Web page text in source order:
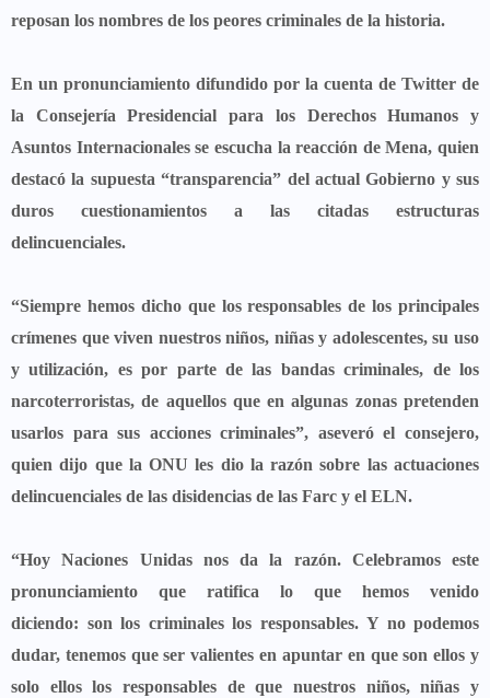
reposan los nombres de los peores criminales de la historia.
En un pronunciamiento difundido por la cuenta de Twitter de
la Consejería Presidencial para los Derechos Humanos y
Asuntos Internacionalesse escucha la reacción de Mena, quien
destacó la supuesta “transparencia” del actual Gobierno y sus
duros cuestionamientos a las citadas estructuras
delincuenciales.
“Siempre hemos dicho que los responsables de los principales
crímenes que viven nuestros niños, niñas y adolescentes, su uso
y utilización, es por parte de las bandas criminales, de los
narcoterroristas, de aquellos que en algunas zonas pretenden
usarlos para sus acciones criminales”, aseveró el consejero,
quien dijo que la ONU les dio la razón sobre las actuaciones
delincuenciales de las disidencias de las Farc y el ELN.
“Hoy Naciones Unidas nos da la razón. Celebramos este
pronunciamiento que ratifica lo que hemos venido
diciendo: son los criminales los responsables.Y no podemos
dudar, tenemos que ser valientes en apuntar en que son ellos y
solo ellos los responsables de que nuestros niños, niñas y